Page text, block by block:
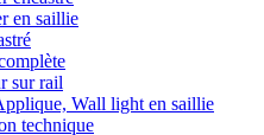
en saillie
sur rail
Wall light en saillie
technique